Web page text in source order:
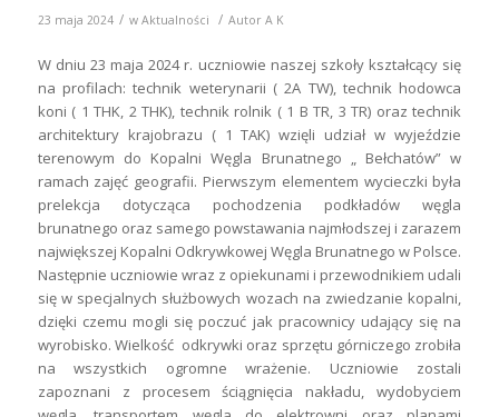
23 maja 2024 / w Aktualności / Autor A K
W dniu 23 maja 2024 r. uczniowie naszej szkoły kształcący się
na profilach: technik weterynarii ( 2A TW), technik hodowca
koni ( 1 THK, 2 THK), technik rolnik ( 1 B TR, 3 TR) oraz technik
architektury krajobrazu ( 1 TAK) wzięli udział w wyjeździe
terenowym do Kopalni Węgla Brunatnego „ Bełchatów” w
ramach zajęć geografii. Pierwszym elementem wycieczki była
prelekcja dotycząca pochodzenia podkładów węgla
brunatnego oraz samego powstawania najmłodszej i zarazem
największej Kopalni Odkrywkowej Węgla Brunatnego w Polsce.
Następnie uczniowie wraz z opiekunami i przewodnikiem udali
się w specjalnych służbowych wozach na zwiedzanie kopalni,
dzięki czemu mogli się poczuć jak pracownicy udający się na
wyrobisko. Wielkość odkrywki oraz sprzętu górniczego zrobiła
na wszystkich ogromne wrażenie. Uczniowie zostali
zapoznani z procesem ściągnięcia nakładu, wydobyciem